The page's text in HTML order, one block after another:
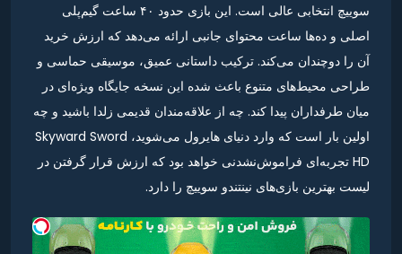
سوییچ انتخابی عالی است. این بازی حدود ۴۰ ساعت گیم‌پلی
اصلی و ده‌ها ساعت محتوای جانبی ارائه می‌دهد که ارزش خرید
آن را دوچندان می‌کند. ترکیب داستانی عمیق، موسیقی حماسی و
طراحی محیط‌های متنوع باعث شده این نسخه جایگاه ویژه‌ای در
میان طرفداران پیدا کند. چه از علاقه‌مندان قدیمی زلدا باشید و چه
اولین بار است که وارد دنیای هایرول می‌شوید، Skyward Sword
HD تجربه‌ای فراموش‌نشدنی خواهد بود که ارزش قرار گرفتن در
لیست بهترین بازی‌های نینتندو سوییچ را دارد.